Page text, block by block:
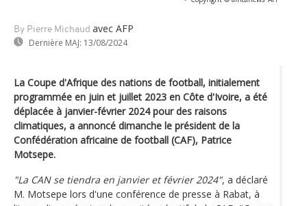
By Pierre Michaud avec AFP
Dernière MAJ: 13/08/2024
La Coupe d'Afrique des nations de football, initialement
programmée en juin et juillet 2023 en Côte d'Ivoire, a été
déplacée à janvier-février 2024 pour des raisons
climatiques, a annoncé dimanche le président de la
Confédération africaine de football (CAF), Patrice
Motsepe.
"La CAN se tiendra en janvier et février 2024", a déclaré
M. Motsepe lors d'une conférence de presse à Rabat, à